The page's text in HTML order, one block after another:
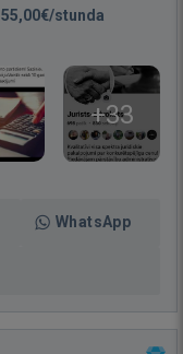
55,00€/stunda
+33
WhatsApp